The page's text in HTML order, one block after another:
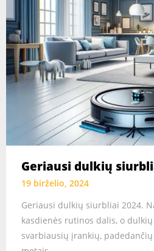
Geriausi dulkių
19 birželio, 2024
Geriausi dulkių siurbliai 2024.
kasdienės rutinos dalis, o
svarbiausių įrankių,